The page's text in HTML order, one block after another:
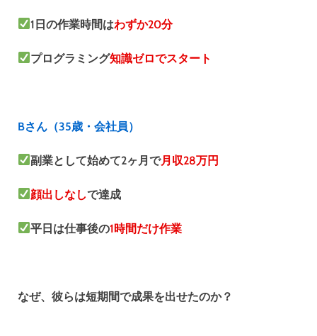
1日の作業時間はわずか20分
プログラミング知識ゼロでスタート
Bさん（35歳・会社員）
副業として始めて2ヶ月で月収28万円
顔出しなしで達成
平日は仕事後の1時間だけ作業
なぜ、彼らは短期間で成果を出せたのか？